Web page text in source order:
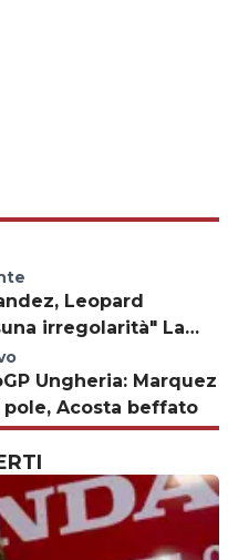
Leopard
irregolarità" La
team Moto3
Ungheria: Marquez
Acosta beffato